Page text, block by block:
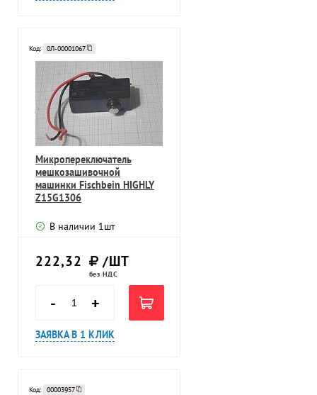
Код: 0Л-00001067
Микропереключатель
мешкозашивочной
машинки Fischbein HIGHLY
Z15G1306
В наличии 1шт
222,32 /ШТ
без НДС
- +
ЗАЯВКА В 1 КЛИК
Код: 00003957